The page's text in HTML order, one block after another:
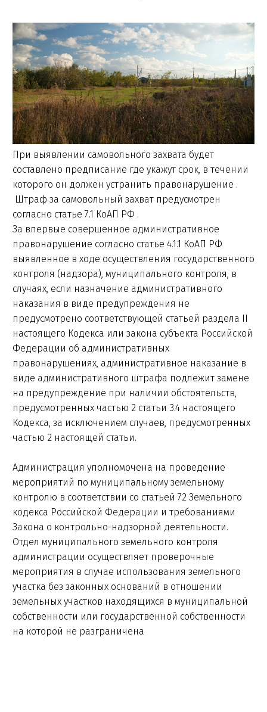
При выявлении самовольного захвата будет
составлено предписание где укажут срок, в течении
которого он должен устранить правонарушение .
Штраф за самовольный захват предусмотрен
согласно статье 7.1 КоАП РФ .
За впервые совершенное административное
правонарушение согласно статье 4.1.1 КоАП РФ
выявленное в ходе осуществления государственного
контроля (надзора), муниципального контроля, в
случаях, если назначение административного
наказания в виде предупреждения не
предусмотрено соответствующей статьей раздела II
настоящего Кодекса или закона субъекта Российской
Федерации об административных
правонарушениях, административное наказание в
виде административного штрафа подлежит замене
на предупреждение при наличии обстоятельств,
предусмотренных частью 2 статьи 3.4 настоящего
Кодекса, за исключением случаев, предусмотренных
частью 2 настоящей статьи.
Администрация уполномочена на проведение
мероприятий по муниципальному земельному
контролю в соответствии со статьей 72 Земельного
кодекса Российской Федерации и требованиями
Закона о контрольно-надзорной деятельности.
Отдел муниципального земельного контроля
администрации осуществляет проверочные
мероприятия в случае использования земельного
участка без законных оснований в отношении
земельных участков находящихся в муниципальной
собственности или государственной собственности
на которой не разграничена